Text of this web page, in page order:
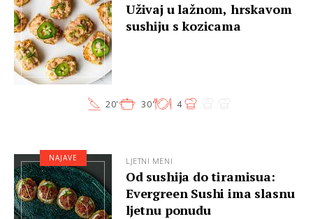
Uživaj u lažnom, hrskavom
sushiju s kozicama
20' 30' 4
LJETNI MENI
Od sushija do tiramisua:
Evergreen Sushi ima slasnu
ljetnu ponudu
NAJAVE